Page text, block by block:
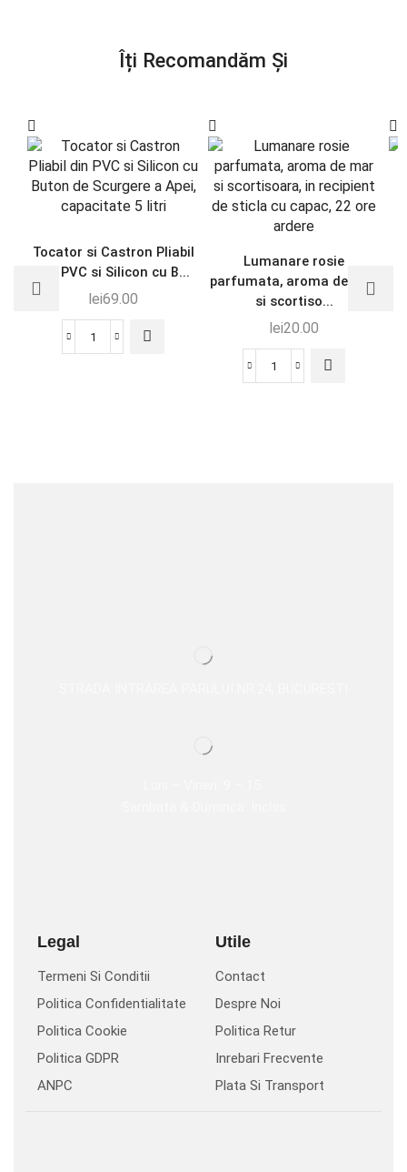
Îți Recomandăm Și
Tocator si Castron Pliabil
din PVC si Silicon cu B...
lei69.00
Lumanare rosie
parfumata, aroma de mar
si scortiso...
lei20.00
Legal
Termeni Si Conditii
Politica Confidentialitate
Politica Cookie
Politica GDPR
ANPC
Utile
Contact
Despre Noi
Politica Retur
Inrebari Frecvente
Plata Si Transport